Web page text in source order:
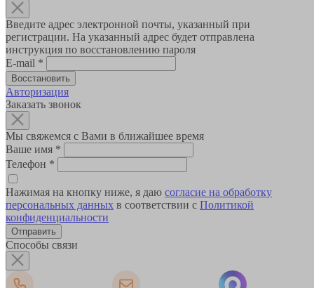
Введите адрес электронной почты, указанный при
регистрации. На указанный адрес будет отправлена
инструкция по восстановлению пароля
E-mail *
Авторизация
Заказать звонок
Мы свяжемся с Вами в ближайшее время
Ваше имя *
Телефон *
Нажимая на кнопку ниже, я даю согласие на обработку
персональных данных в соответствии с Политикой
конфиденциальности
Способы связи